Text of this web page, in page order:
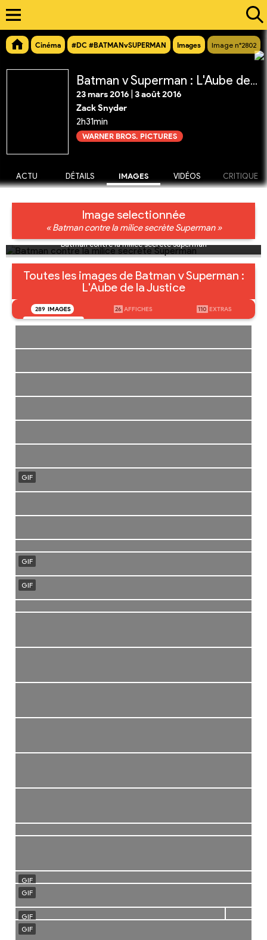
Cinéma #DC #BATMANvSUPERMAN Images Image n°2802
Batman v Superman : L'Aube de la Justice
23 mars 2016 3 août 2016
Zack Snyder
2h31min
WARNER BROS. PICTURES
ACTU DÉTAILS IMAGES VIDÉOS CRITIQUE
Image selectionnée
« Batman contre la milice secrète Superman »
Batman contre la milice secrète Superman
Toutes les images de Batman v Superman :
L'Aube de la Justice
289 IMAGES 26 AFFICHES 110 EXTRAS